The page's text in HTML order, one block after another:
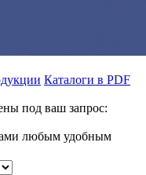
Каталоги в PDF
под ваш запрос:
любым удобным